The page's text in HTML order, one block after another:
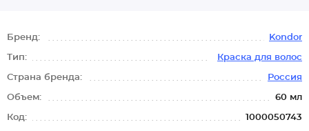
Бренд: Kondor
Тип: Краска для волос
Страна бренда: Россия
Объем: 60 мл
Код: 1000050743